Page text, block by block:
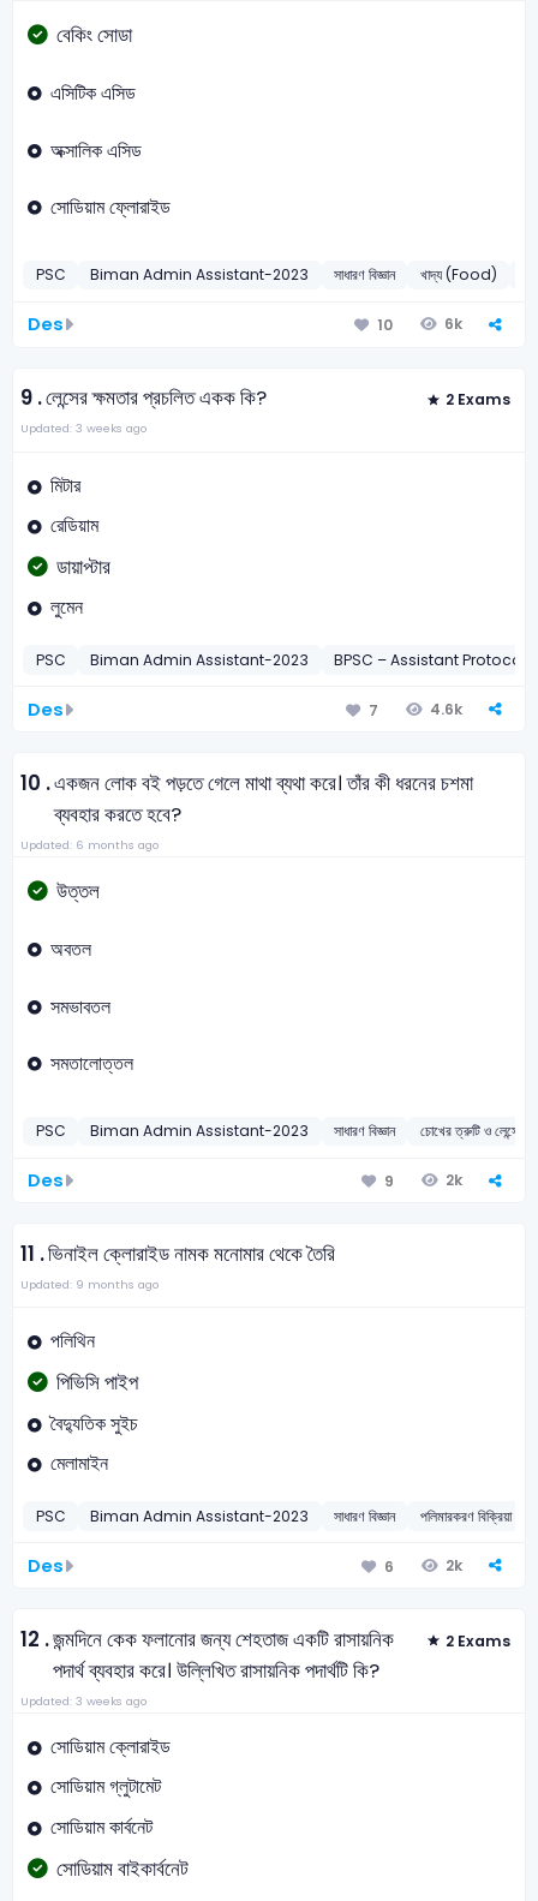
বেকিং সোডা
এসিটিক এসিড
অক্সালিক এসিড
সোডিয়াম ফ্লোরাইড
PSC Biman Admin Assistant-2023 সাধারণ বিজ্ঞান খাদ্য (Food)
Des 10 6k
9 .লেন্সের ক্ষমতার প্রচলিত একক কি? 2 Exams
Updated: 3 weeks ago
মিটার
রেডিয়াম
ডায়াপ্টার
লুমেন
PSC Biman Admin Assistant-2023 BPSC – Assistant Protocol
Des 7 4.6k
10 .একজন লোক বই পড়তে গেলে মাথা ব্যথা করে। তাঁর কী ধরনের চশমা
ব্যবহার করতে হবে?
Updated: 6 months ago
উত্তল
অবতল
সমভাবতল
সমতালোত্তল
PSC Biman Admin Assistant-2023 সাধারণ বিজ্ঞান চোখের ত্রুটি ও
Des 9 2k
11 .ভিনাইল ক্লোরাইড নামক মনোমার থেকে তৈরি
Updated: 9 months ago
পলিথিন
পিভিসি পাইপ
বৈদ্যুতিক সুইচ
মেলামাইন
PSC Biman Admin Assistant-2023 সাধারণ বিজ্ঞান পলিমারকরণ
Des 6 2k
12 .জন্মদিনে কেক ফলানোর জন্য শেহতাজ একটি রাসায়নিক
পদার্থ ব্যবহার করে। উল্লিখিত রাসায়নিক পদার্থটি কি?
2 Exams
Updated: 3 weeks ago
সোডিয়াম ক্লোরাইড
সোডিয়াম গ্লুটামেট
সোডিয়াম কার্বনেট
সোডিয়াম বাইকার্বনেট